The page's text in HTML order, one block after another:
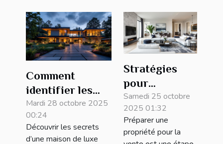
Comment
identifier les
caractéristiques
d'une maison de
luxe ?
Mardi 28 octobre 2025
00:24
Découvrir les secrets
d’une maison de luxe
Stratégies
pour
augmenter la
valeur de
votre
propriété
Samedi 25 octobre
2025 01:32
Préparer une
propriété pour la